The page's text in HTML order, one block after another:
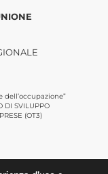
DI SVILUPPO
(OT3)